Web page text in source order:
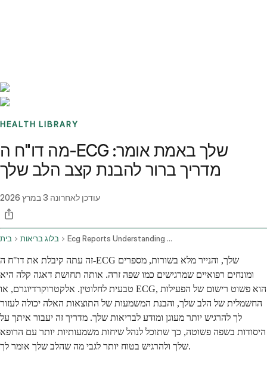
HEALTH LIBRARY
מה דו"ח ה-ECG שלך באמת אומר:
מדריך ברור להבנת קצב הלב שלך
עודכן לאחרונה 3 במרץ 2026
בית בלוג בריאות Ecg Reports Understanding Results And Health Concerns
זה עתה קיבלת את דו"ח ה-ECG שלך, והנייר מלא בשורות, מספרים
ומונחים רפואיים שמרגישים כמו שפה זרה. אותה תחושת דאגה קלה היא
טבעית לחלוטין. אלקטרוקרדיוגרם, או ECG, הוא פשוט רישום של הפעילות
החשמלית של הלב שלך, והבנת המשמעות של התוצאות האלה יכולה לעזור
לך להרגיש יותר מעוגן ומודע לבריאות שלך. מדריך זה יעבור איתך על
היסודות בשפה פשוטה, כך שתוכל לנהל שיחות משמעותיות יותר עם הרופא
שלך ולהרגיש בטוח יותר לגבי מה שהלב שלך אומר לך.